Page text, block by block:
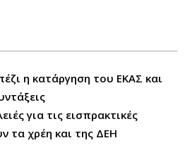
η κατάργηση του ΕΚΑΣ και
για τις εισπρακτικές
τα χρέη και της ΔΕΗ